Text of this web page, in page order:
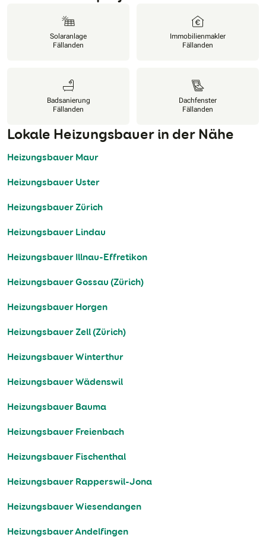
Solaranlage
Fällanden
Immobilienmakler
Fällanden
Badsanierung
Fällanden
Dachfenster
Fällanden
Lokale Heizungsbauer in der Nähe
Heizungsbauer Maur
Heizungsbauer Uster
Heizungsbauer Zürich
Heizungsbauer Lindau
Heizungsbauer Illnau-Effretikon
Heizungsbauer Gossau (Zürich)
Heizungsbauer Horgen
Heizungsbauer Zell (Zürich)
Heizungsbauer Winterthur
Heizungsbauer Wädenswil
Heizungsbauer Bauma
Heizungsbauer Freienbach
Heizungsbauer Fischenthal
Heizungsbauer Rapperswil-Jona
Heizungsbauer Wiesendangen
Heizungsbauer Andelfingen